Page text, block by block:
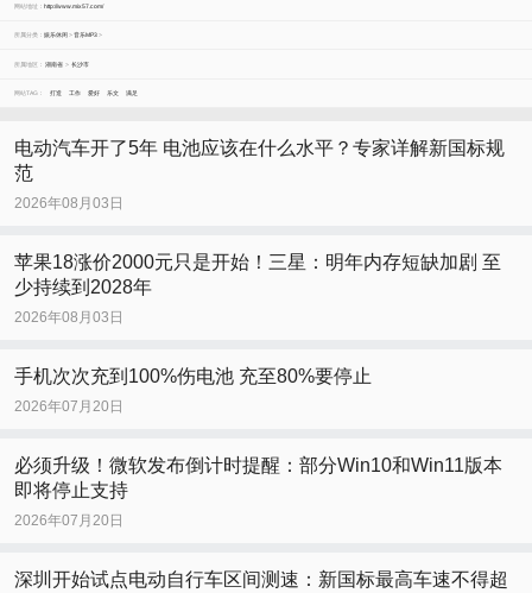
网站地址： http://www.mix57.com/
所属分类： 娱乐休闲>音乐MP3>
所属地区： 湖南省> 长沙市
网站TAG： 打造 工作 爱好 乐文 满足
电动汽车开了5年 电池应该在什么水平？专家详解新国标规
范
2026年08月03日
苹果18涨价2000元只是开始！三星：明年内存短缺加剧 至
少持续到2028年
2026年08月03日
手机次次充到100%伤电池 充至80%要停止
2026年07月20日
必须升级！微软发布倒计时提醒：部分Win10和Win11版本
即将停止支持
2026年07月20日
深圳开始试点电动自行车区间测速：新国标最高车速不得超